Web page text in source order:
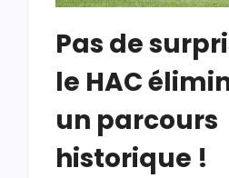
Pas de
le HAC
un parcours
historique !